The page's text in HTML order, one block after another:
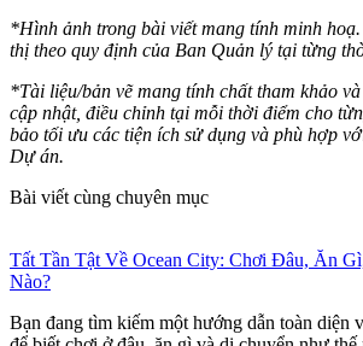
*Hình ảnh trong bài viết mang tính minh
thị theo quy định của Ban Quản lý tại từng
*Tài liệu/bản vẽ mang tính chất tham khảo
cập nhật, điều chỉnh tại mỗi thời điểm cho
bảo tối ưu các tiện ích sử dụng và phù hợp
Dự án.
Bài viết cùng chuyên mục
Tất Tần Tật Về Ocean City: Chơi Đâu, Ăn
Nào?
Bạn đang tìm kiếm một hướng dẫn toàn diện